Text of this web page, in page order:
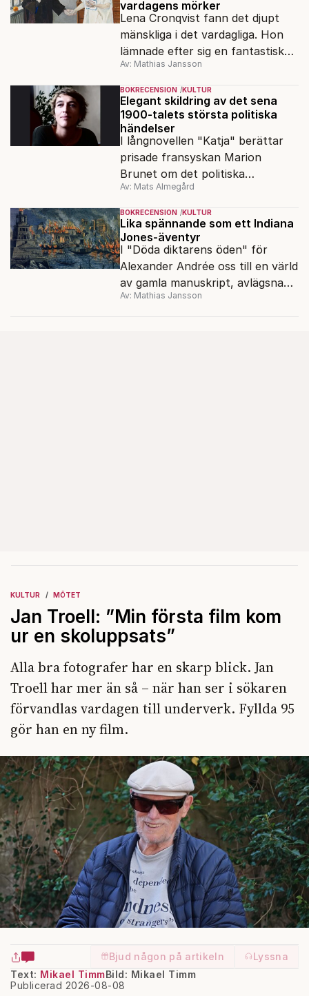
vardagens mörker
Lena Cronqvist fann det djupt
mänskliga i det vardagliga. Hon
lämnade efter sig en fantastisk
bildskatt. En ny visuell biografi
visar oss hennes inre värld.
Av: Mathias Jansson
BOKRECENSION KULTUR
Elegant skildring av det sena
1900-talets största politiska
händelser
I långnovellen "Katja" berättar
prisade fransyskan Marion
Brunet om det politiska
förtrycket och frigörelsen i DDR.
Av: Mats Almegård
BOKRECENSION KULTUR
Lika spännande som ett Indiana
Jones-äventyr
I "Döda diktarens öden" för
Alexander Andrée oss till en värld
av gamla manuskript, avlägsna
kloster och förkolnade
Av: Mathias Jansson
KULTUR MÖTET
Jan Troell: ”Min första film kom
ur en skoluppsats”
Alla bra fotografer har en skarp blick. Jan
Troell har mer än så – när han ser i sökaren
förvandlas vardagen till underverk. Fyllda 95
gör han en ny film.
Bjud någon på artikeln
Lyssna
Text: Mikael Timm
Publicerad 2026-08-08
Bild: Mikael Timm